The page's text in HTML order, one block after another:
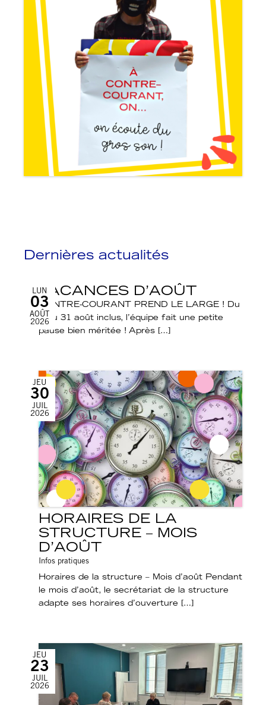
Dernières actualités
VACANCES D’AOÛT
CONTRE-COURANT PREND LE LARGE ! Du
3 au 31 août inclus, l’équipe fait une petite
pause bien méritée ! Après […]
LUN
03
AOÛT
2026
HORAIRES DE LA
STRUCTURE – MOIS
D’AOÛT
Infos pratiques
Horaires de la structure – Mois d’août Pendant
le mois d’août, le secrétariat de la structure
adapte ses horaires d’ouverture […]
JEU
30
JUIL
2026
JEU
23
JUIL
2026